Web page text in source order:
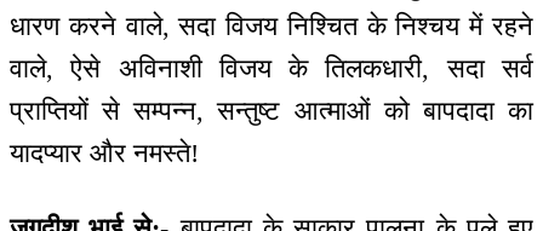
धारण करने वाले, सदा विजय निश्चित के निश्चय में रहने
वाले, ऐसे अविनाशी विजय के तिलकधारी, सदा सर्व
प्राप्तियों से सम्पन्न, सन्तुष्ट आत्माओं को बापदादा का
यादप्यार और नमस्ते!